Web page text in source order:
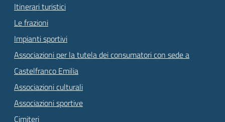
Itinerari turistici
Le frazioni
Impianti sportivi
Associazioni per la tutela dei consumatori con sede a
Castelfranco Emilia
Associazioni culturali
Associazioni sportive
Cimiteri